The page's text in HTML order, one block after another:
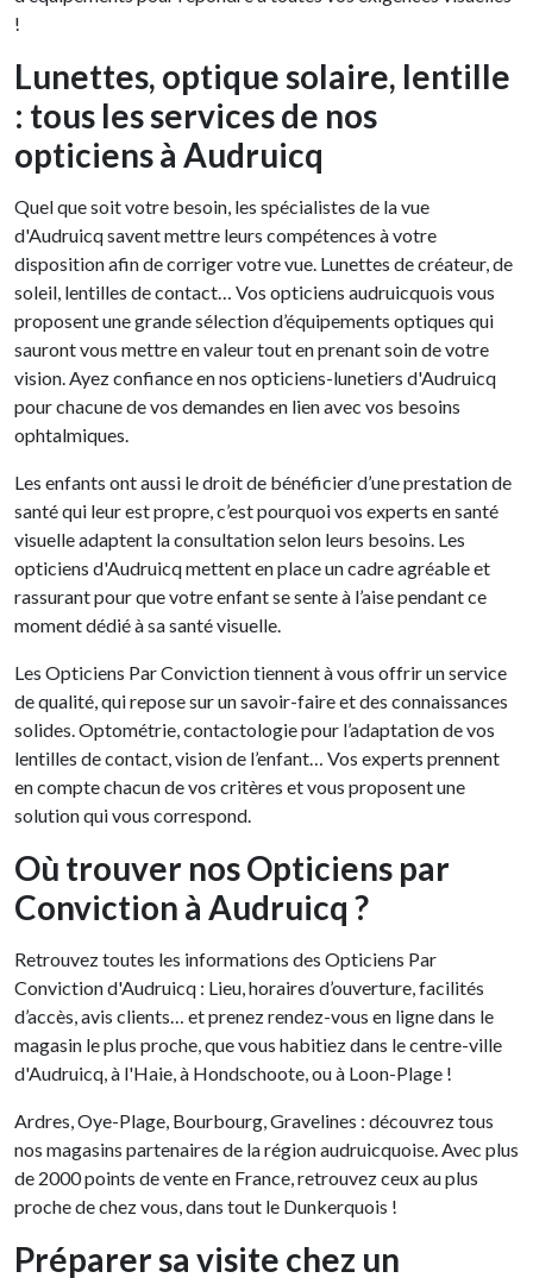
!
Lunettes, optique solaire, lentille
: tous les services de nos
opticiens à Audruicq
Quel que soit votre besoin, les spécialistes de la vue
d'Audruicq savent mettre leurs compétences à votre
disposition afin de corriger votre vue. Lunettes de créateur, de
soleil, lentilles de contact… Vos opticiens audruicquois vous
proposent une grande sélection d’équipements optiques qui
sauront vous mettre en valeur tout en prenant soin de votre
vision. Ayez confiance en nos opticiens-lunetiers d'Audruicq
pour chacune de vos demandes en lien avec vos besoins
ophtalmiques.
Les enfants ont aussi le droit de bénéficier d’une prestation de
santé qui leur est propre, c’est pourquoi vos experts en santé
visuelle adaptent la consultation selon leurs besoins. Les
opticiens d'Audruicq mettent en place un cadre agréable et
rassurant pour que votre enfant se sente à l’aise pendant ce
moment dédié à sa santé visuelle.
Les Opticiens Par Conviction tiennent à vous offrir un service
de qualité, qui repose sur un savoir-faire et des connaissances
solides. Optométrie, contactologie pour l’adaptation de vos
lentilles de contact, vision de l’enfant… Vos experts prennent
en compte chacun de vos critères et vous proposent une
solution qui vous correspond.
Où trouver nos Opticiens par
Conviction à Audruicq ?
Retrouvez toutes les informations des Opticiens Par
Conviction d'Audruicq : Lieu, horaires d’ouverture, facilités
d’accès, avis clients… et prenez rendez-vous en ligne dans le
magasin le plus proche, que vous habitiez dans le centre-ville
d'Audruicq, à l'Haie, à Hondschoote, ou à Loon-Plage !
Ardres, Oye-Plage, Bourbourg, Gravelines : découvrez tous
nos magasins partenaires de la région audruicquoise. Avec plus
de 2000 points de vente en France, retrouvez ceux au plus
proche de chez vous, dans tout le Dunkerquois !
Préparer sa visite chez un